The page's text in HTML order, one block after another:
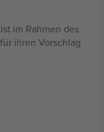
im Rahmen des
ihren Vorschlag